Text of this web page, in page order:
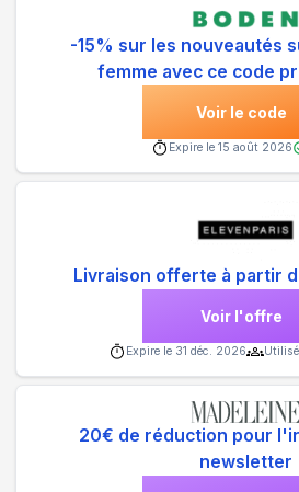
-15% sur les nouveautés
femme avec ce code
Voir le code
Expire le 15 août 2026
Livraison offerte à partir
Voir l'offre
Expire le 31 déc. 2026 Utilisé
20€ de réduction pour
newsletter